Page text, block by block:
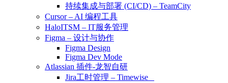
持续集成与部署 (CI/CD) – TeamCity
Cursor – AI 编程工具
HaloITSM – IT服务管理
Figma – 设计与协作
Figma Design
Figma Dev Mode
Atlassian 插件-龙智自研
Jira工时管理 – Timewise